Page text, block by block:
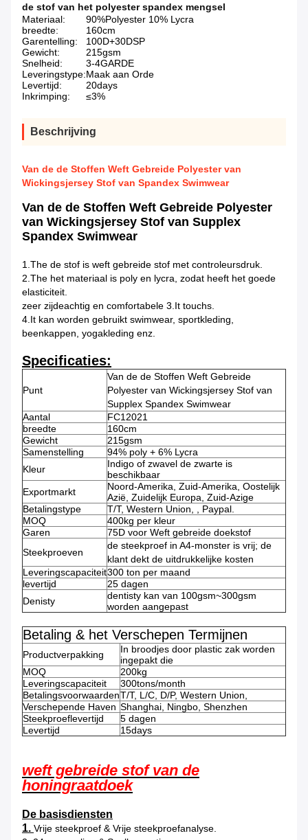
de stof van het polyester spandex mengsel
Materiaal:
90%Polyester 10% Lycra
breedte:
160cm
Garentelling:
100D+30DSP
Gewicht:
215gsm
Snelheid:
3-4GARDE
Leveringstype:Maak aan Orde
Levertijd:
20days
Inkrimping:
≤3%
Beschrijving
Van de de Stoffen Weft Gebreide Polyester van
Wickingsjersey Stof van Spandex Swimwear
Van de de Stoffen Weft Gebreide Polyester
van Wickingsjersey Stof van Supplex
Spandex Swimwear
1.The de stof is weft gebreide stof met controleursdruk.
2.The het materiaal is poly en lycra, zodat heeft het goede
elasticiteit.
zeer zijdeachtig en comfortabele 3.It touchs.
4.It kan worden gebruikt swimwear, sportkleding,
beenkappen, yogakleding enz.
Specificaties:
Punt
Van de de Stoffen Weft Gebreide
Polyester van Wickingsjersey Stof van
Supplex Spandex Swimwear
Aantal
FC12021
breedte
160cm
Gewicht
215gsm
Samenstelling
94% poly + 6% Lycra
Kleur
Indigo of zwavel de zwarte is
beschikbaar
Exportmarkt
Noord-Amerika, Zuid-Amerika, Oostelijk
Azië, Zuidelijk Europa, Zuid-Azige
Betalingstype
T/T, Western Union, , Paypal.
MOQ
400kg per kleur
Garen
75D voor Weft gebreide doekstof
Steekproeven
de steekproef in A4-monster is vrij; de
klant dekt de uitdrukkelijke kosten
Leveringscapaciteit300 ton per maand
levertijd
25 dagen
Denisty
dentisty kan van 100gsm~300gsm
worden aangepast
Betaling & het Verschepen Termijnen
Productverpakking
In broodjes door plastic zak worden
ingepakt die
MOQ
200kg
Leveringscapaciteit
300tons/month
BetalingsvoorwaardenT/T, L/C, D/P, Western Union,
Verschepende Haven Shanghai, Ningbo, Shenzhen
Steekproeflevertijd
5 dagen
Levertijd
15days
weft gebreide stof van de
honingraatdoek
De basisdiensten
1. Vrije steekproef & Vrije steekproefanalyse.